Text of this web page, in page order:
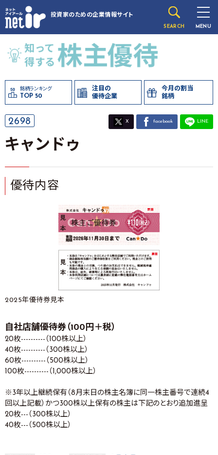
投資家のための企業情報サイト
SEARCH MENU
銘柄ランキング
TOP 50
注目の
優待企業
今月の割当
銘柄
2698 X facebook LINE
キャンドゥ
優待内容
2025年優待券見本
自社店舗優待券（100円＋税）
20枚----------（100株以上）
40枚----------（300株以上）
60枚----------（500株以上）
100枚----------（1,000株以上）
※3年以上継続保有（8月末日の株主名簿に同一株主番号で連続4
回以上記載）かつ300株以上保有の株主は下記のとおり追加進呈
20枚---（300株以上）
40枚---（500株以上）